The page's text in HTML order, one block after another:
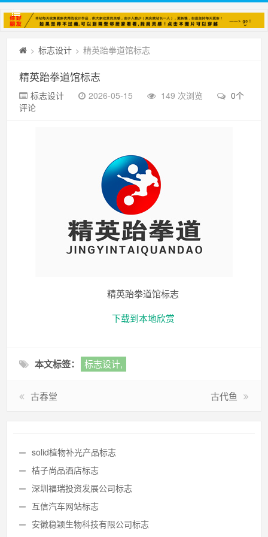
> 标志设计 > 精英跆拳道馆标志
精英跆拳道馆标志
标志设计 2026-05-15 149 次浏览
0个
评论
精英跆拳道馆标志
下载到本地欣赏
本文标签： 标志设计,
古春堂 古代鱼
solid植物补光产品标志
桔子尚品酒店标志
深圳福瑞投资发展公司标志
互信汽车网站标志
安徽稳颖生物科技有限公司标志